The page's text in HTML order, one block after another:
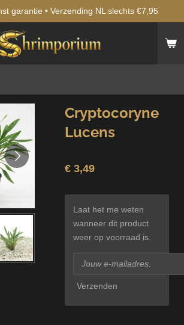
garantie • Verzending NL slechts €7,95
Cryptocoryne
Lucens
€ 3,49
Laat het me weten
wanneer dit product
weer op voorraad is.
Verzenden